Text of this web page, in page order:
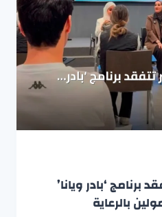
برنامج ‘بادر ويانا’
بالرعاية